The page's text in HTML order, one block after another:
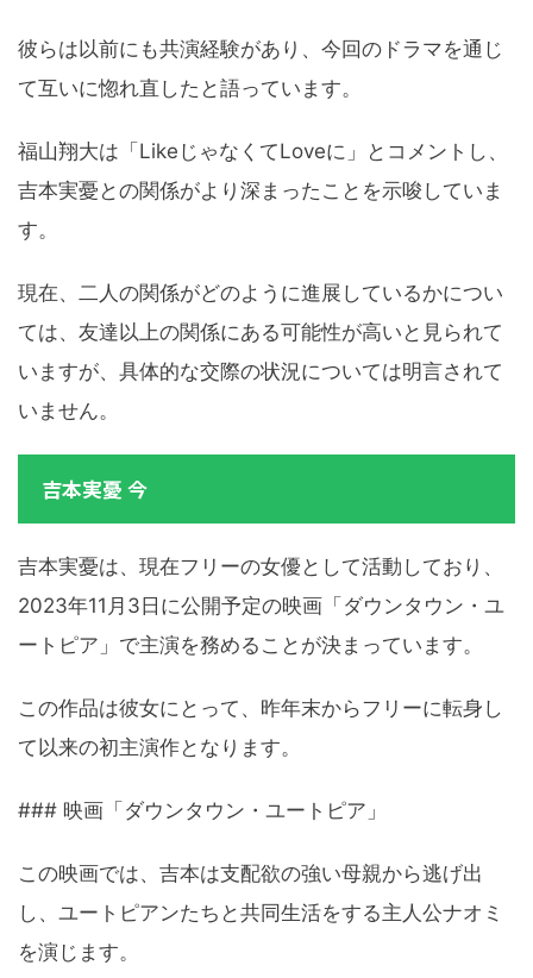
彼らは以前にも共演経験があり、今回のドラマを通じ
て互いに惚れ直したと語っています。
福山翔大は「LikeじゃなくてLoveに」とコメントし、
吉本実憂との関係がより深まったことを示唆していま
す。
現在、二人の関係がどのように進展しているかについ
ては、友達以上の関係にある可能性が高いと見られて
いますが、具体的な交際の状況については明言されて
いません。
吉本実憂 今
吉本実憂は、現在フリーの女優として活動しており、
2023年11月3日に公開予定の映画「ダウンタウン・ユ
ートピア」で主演を務めることが決まっています。
この作品は彼女にとって、昨年末からフリーに転身し
て以来の初主演作となります。
### 映画「ダウンタウン・ユートピア」
この映画では、吉本は支配欲の強い母親から逃げ出
し、ユートピアンたちと共同生活をする主人公ナオミ
を演じます。